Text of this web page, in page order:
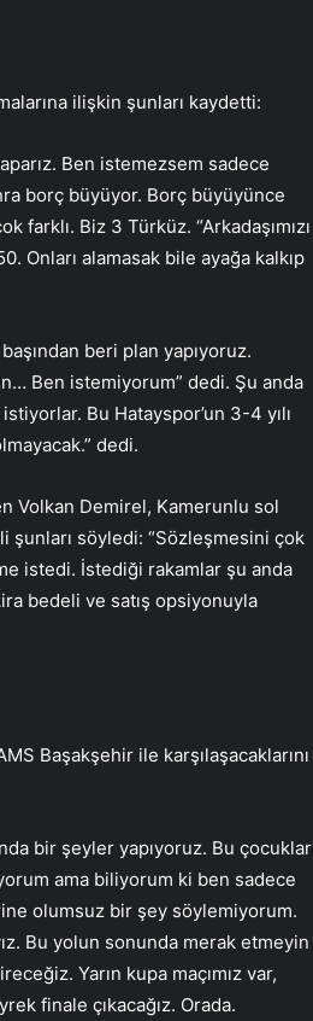
ilişkin şunları kaydetti:
Ben istemezsem sadece
borç büyüyor. Borç büyüyünce
farklı. Biz 3 Türküz. “Arkadaşımızı
Onları alamasak bile ayağa kalkıp
beri plan yapıyoruz.
Ben istemiyorum” dedi. Şu anda
Bu Hatayspor’un 3-4 yılı
dedi.
Volkan Demirel, Kamerunlu sol
şunları söyledi: “Sözleşmesini çok
istedi. İstediği rakamlar şu anda
bedeli ve satış opsiyonuyla
Başakşehir ile karşılaşacaklarını
bir şeyler yapıyoruz. Bu çocuklar
ama biliyorum ki ben sadece
olumsuz bir şey söylemiyorum.
Bu yolun sonunda merak etmeyin
Yarın kupa maçımız var,
finale çıkacağız. Orada.